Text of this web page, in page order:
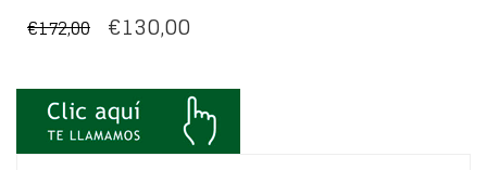
€172,00 EL
ORIGINAL
ERA:
€172,00.
€130,00
ACTUAL
ES:
€130,00.